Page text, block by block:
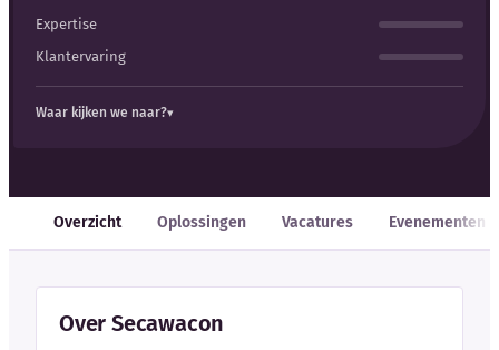
Expertise
Klantervaring
Waar kijken we naar?
Overzicht Oplossingen Vacatures Evenementen
Over Secawacon